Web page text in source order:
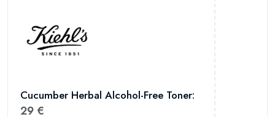
Cucumber Herbal Alcohol-Free Toner:
29 €